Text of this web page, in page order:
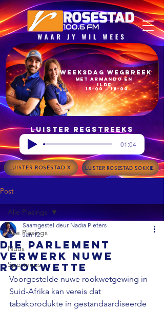
15:00 – 18:00
met Armando en
Ilde
Weeksdag Wegbreek
Luister regstreeks
-01:04
LUISTER ROSESTAD X LUISTER ROSESTAD SOKKIE
Post
Alle Plasings
Nuus
Sportnuus
Alle Plasings
Die parlement
verwerk nuwe
rookwette
Saamgestel deur Nadia Pieters
Jan 12
Voorgestelde nuwe rookwetgewing in
Suid-Afrika kan vereis dat
tabakprodukte in gestandaardiseerde